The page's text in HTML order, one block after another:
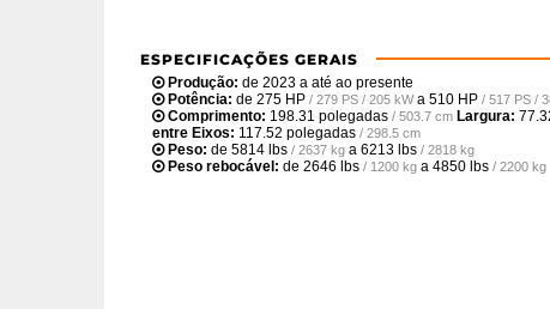
ESPECIFICAÇÕES GERAIS
Produção: de 2023 a até ao presente
Potência: de 275 HP / 279 PS / 205 kWa 510 HP / 517 PS /
Comprimento: 198.31 polegadas / 503.7 cm Largura:
entre Eixos: 117.52 polegadas / 298.5 cm
Peso: de 5814 lbs / 2637 kg a 6213 lbs / 2818 kg
Peso rebocável: de 2646 lbs / 1200 kg a 4850 lbs / 2200 kg